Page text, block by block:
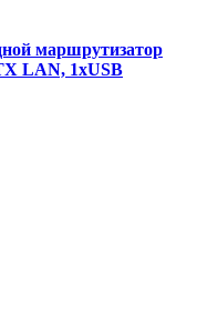
маршрутизатор
LAN, 1xUSB